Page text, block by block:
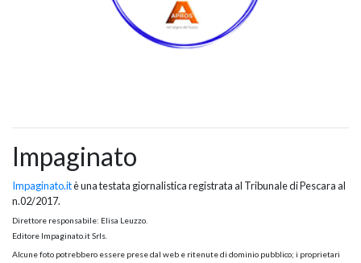
Impaginato
Impaginato.itè una testata giornalistica registrata al Tribunale di Pescara al
n.02/2017.
Direttore responsabile: Elisa Leuzzo.
Editore Impaginato.it Srls.
Alcune foto potrebbero essere prese dal web e ritenute di dominio pubblico; i proprietari